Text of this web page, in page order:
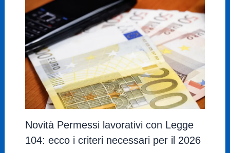
Novità Permessi lavorativi con Legge
104: ecco i criteri necessari per il 2026